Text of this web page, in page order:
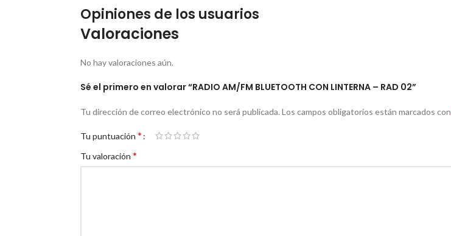
Opiniones de los usuarios
Valoraciones
No hay valoraciones aún.
Sé el primero en valorar “RADIO AM/FM BLUETOOTH CON LINTERNA – RAD 02”
Tu dirección de correo electrónico no será publicada. Los campos obligatorios están marcados con
Tu puntuación *
Tu valoración *